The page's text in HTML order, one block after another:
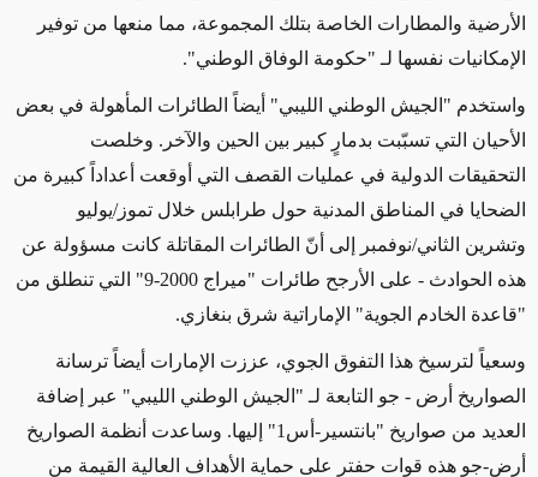
الأرضية والمطارات الخاصة بتلك المجموعة، مما منعها من توفير
الإمكانيات نفسها لـ "حكومة الوفاق الوطني".
واستخدم "الجيش الوطني الليبي" أيضاً الطائرات المأهولة في بعض
الأحيان التي تسبّبت بدمارٍ كبير بين الحين والآخر. وخلصت
التحقيقات الدولية في عمليات القصف التي أوقعت أعداداً كبيرة من
الضحايا في المناطق المدنية حول طرابلس خلال تموز/يوليو
وتشرين الثاني/نوفمبر إلى أنّ الطائرات المقاتلة كانت مسؤولة عن
هذه الحوادث - على الأرجح طائرات "ميراج 2000-9
" التي تنطلق من
"قاعدة الخادم الجوية" الإماراتية شرق بنغازي.
وسعياً لترسيخ هذا التفوق الجوي، عززت الإمارات أيضاً ترسانة
الصواريخ أرض - جو التابعة لـ "الجيش الوطني الليبي" عبر إضافة
العديد من صواريخ "بانتسير-أس1" إليها. وساعدت أنظمة الصواريخ
أرض-جو هذه قوات حفتر على حماية الأهداف العالية القيمة من